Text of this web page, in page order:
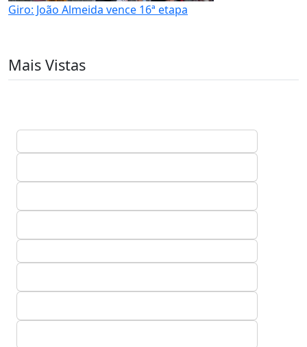
Giro: João Almeida vence 16ª etapa
Mais Vistas